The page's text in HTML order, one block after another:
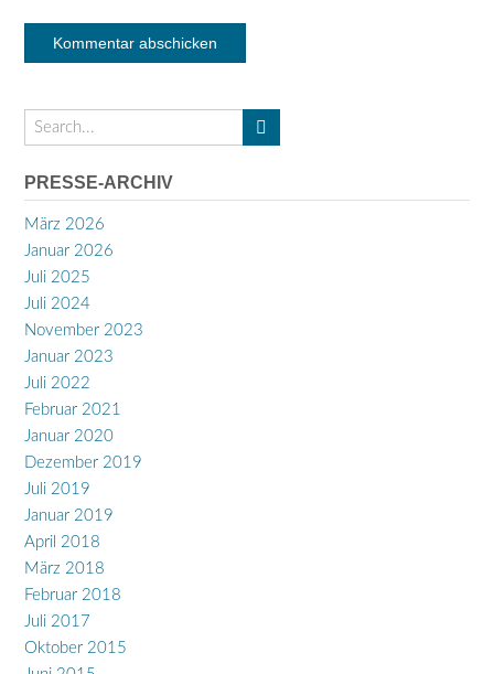
PRESSE-ARCHIV
März 2026
Januar 2026
Juli 2025
Juli 2024
November 2023
Januar 2023
Juli 2022
Februar 2021
Januar 2020
Dezember 2019
Juli 2019
Januar 2019
April 2018
März 2018
Februar 2018
Juli 2017
Oktober 2015